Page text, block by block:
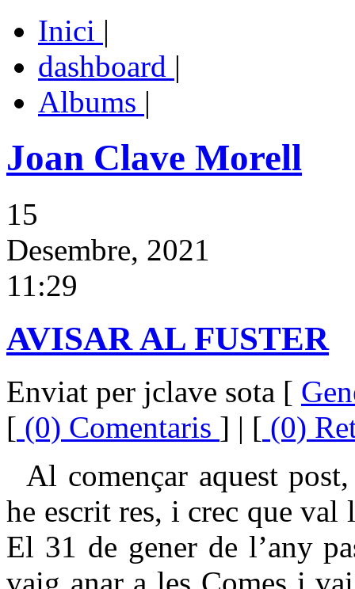
Inici |
dashboard |
Albums |
Joan Clave Morell
15
Desembre, 2021
11:29
AVISAR AL FUSTER
Enviat per jclave sota [
[ (0) Comentaris ] | [ (0)
Al començar aquest
he escrit res, i crec que val
El 31 de gener de l’any
vaig anar a les Comes i